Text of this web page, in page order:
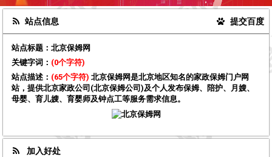
站点信息 提交百度
站点标题： 北京保姆网
关键字词： (0个字符)
站点描述： (65个字符) 北京保姆网是北京地区知名的家政保姆门户网
站，提供北京家政公司(北京保姆公司)及个人发布保姆、陪护、月嫂、
母婴、育儿嫂、育婴师及钟点工等服务需求信息。
加入好处